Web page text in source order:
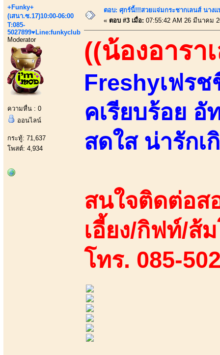
+Funky+
(เสนา.ซ.17)10:00-06:00
T:085-
5027899♥Line:funkyclub
Moderator
ความหื่น : 0
ออนไลน์
กระทู้: 71,637
โพสต์: 4,934
ตอบ: ศุกร์นี้!!!สวยแจ่มกระชากเลนส์ นาง
« ตอบ #3 เมื่อ: 07:55:42 AM 26 มีนาคม
((น้องอารา
Freshyเฟร
คเรียบร้อย อั
สดใส น่ารัก
สนใจติดต่อส
เอี้ยง/กิฟท์/ส้
โทร. 085-